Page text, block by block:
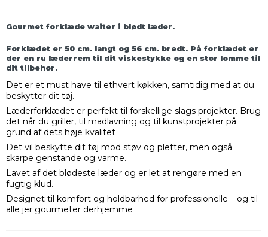
Gourmet forklæde waiter i blødt læder.
Forklædet er 50 cm. langt og 56 cm. bredt. På forklædet er
der en ru læderrem til dit viskestykke og en stor lomme til
dit tilbehør.
Det er et must have til ethvert køkken, samtidig med at du
beskytter dit tøj.
Læderforklædet er perfekt til forskellige slags projekter. Brug
det når du griller, til madlavning og til kunstprojekter på
grund af dets høje kvalitet
Det vil beskytte dit tøj mod støv og pletter, men også
skarpe genstande og varme.
Lavet af det blødeste læder og er let at rengøre med en
fugtig klud.
Designet til komfort og holdbarhed for professionelle – og til
alle jer gourmeter derhjemme